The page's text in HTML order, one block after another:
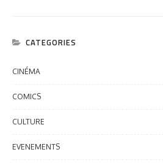
CATEGORIES
CINÉMA
COMICS
CULTURE
EVENEMENTS